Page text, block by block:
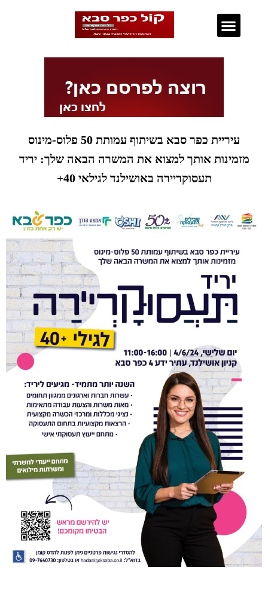
עיריית כפר סבא בשיתוף עמותת 50 פלוס-מינוס
מזמינות אותך למצוא את המשרה הבאה שלך: יריד
תעסוקריירה באושילנד לגילאי 40+